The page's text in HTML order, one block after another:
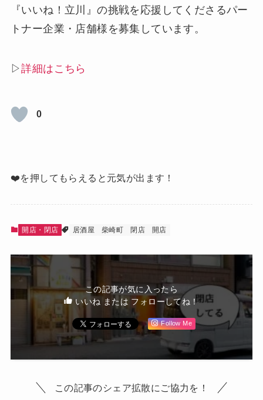
『いいね！立川』の挑戦を応援してくださるパー
トナー企業・店舗様を募集しています。
▷詳細はこちら
0
❤️を押してもらえると元気が出ます！
開店・閉店 居酒屋 柴崎町 閉店 開店
この記事が気に入ったら
いいね または フォローしてね！
Follow Me
この記事のシェア拡散にご協力を！